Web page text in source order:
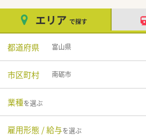
エリア で探す
都道府県 富山県
市区町村 南砺市
業種を選ぶ
雇用形態 / 給与を選ぶ